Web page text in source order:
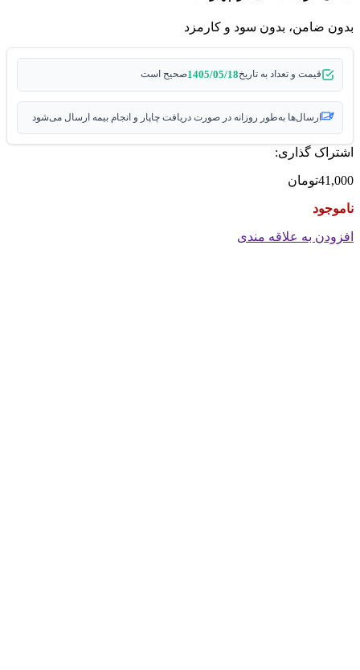
بدون ضامن، بدون سود و کارمزد
قیمت و تعداد به تاریخ1405/05/18صحیح است
ارسال‌ها به‌طور روزانه در صورت دریافت چاپار و انجام بیمه ارسال می‌شود
اشتراک گذاری:
41,000تومان
ناموجود
افزودن به علاقه مندی